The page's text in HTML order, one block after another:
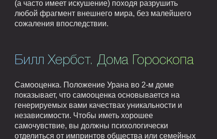
(а часто имеет искушение) походя разрушить
любой фрагмент внешнего мира, без малейшего
сожаления впоследствии.
Билл Хербст. Дома Гороскопа
Самооценка. Положение Урана во 2-м доме
показывает, что самооценка основывается на
генерируемых вами качествах уникальности и
независимости. Чтобы иметь хорошее
самочувствие, вы должны психологически
отделиться от импринтов общества или семейных